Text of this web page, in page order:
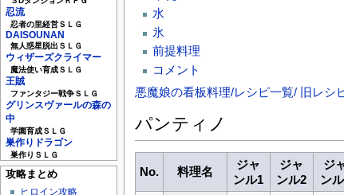
忍流
忍者の里経営ＳＬＧ
DAISOUNAN
無人惑星脱出ＳＬＧ
ウィザーズクライマー
魔法使い育成ＳＬＧ
王賊
ファンタジー戦争ＳＬＧ
グリンスヴァールの森の
中
学園育成ＳＬＧ
巣作りドラゴン
巣作りＳＬＧ
攻略まとめ
ヒロイン攻略
水
氷
前提料理
コメント
悪魔娘の看板料理/レシピ一覧/ 旧レシ
パンティノ
No. 料理名
ジャ
ンル1
ジャ
ンル2
ジ
ン